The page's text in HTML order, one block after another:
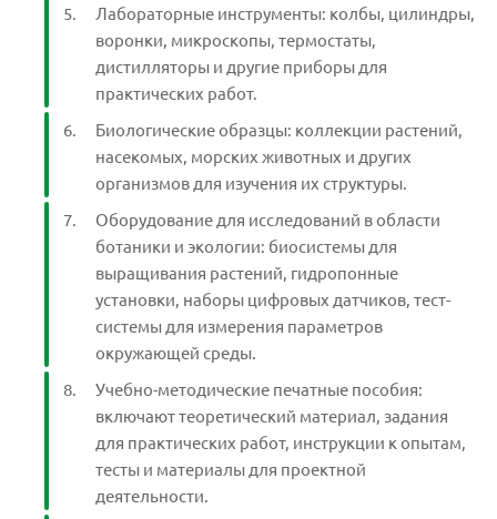
Лабораторные инструменты: колбы, цилиндры,
воронки, микроскопы, термостаты,
дистилляторы и другие приборы для
практических работ.
Биологические образцы: коллекции растений,
насекомых, морских животных и других
организмов для изучения их структуры.
Оборудование для исследований в области
ботаники и экологии: биосистемы для
выращивания растений, гидропонные
установки, наборы цифровых датчиков, тест-
системы для измерения параметров
окружающей среды.
Учебно-методические печатные пособия:
включают теоретический материал, задания
для практических работ, инструкции к опытам,
тесты и материалы для проектной
деятельности.